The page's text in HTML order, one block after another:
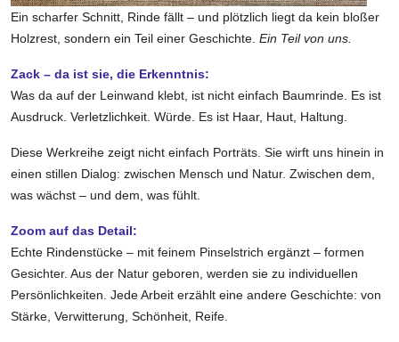
Ein scharfer Schnitt, Rinde fällt – und plötzlich liegt da kein bloßer
Holzrest, sondern ein Teil einer Geschichte. Ein Teil von uns.
Zack – da ist sie, die Erkenntnis:
Was da auf der Leinwand klebt, ist nicht einfach Baumrinde. Es ist
Ausdruck. Verletzlichkeit. Würde. Es ist Haar, Haut, Haltung.
Diese Werkreihe zeigt nicht einfach Porträts. Sie wirft uns hinein in
einen stillen Dialog: zwischen Mensch und Natur. Zwischen dem,
was wächst – und dem, was fühlt.
Zoom auf das Detail:
Echte Rindenstücke – mit feinem Pinselstrich ergänzt – formen
Gesichter. Aus der Natur geboren, werden sie zu individuellen
Persönlichkeiten. Jede Arbeit erzählt eine andere Geschichte: von
Stärke, Verwitterung, Schönheit, Reife.